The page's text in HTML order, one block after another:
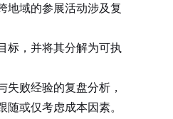
地域的参展活动涉及复
，并将其分解为可执
败经验的复盘分析，
或仅考虑成本因素。